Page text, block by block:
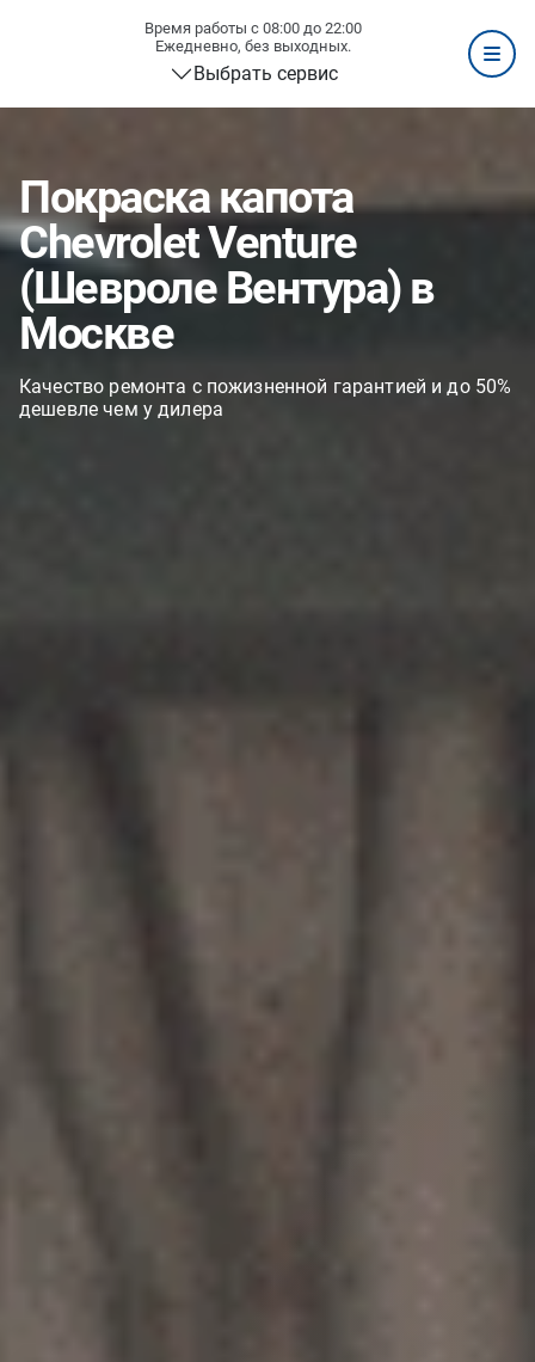
Время работы с 08:00 до 22:00
Ежедневно, без выходных.
Выбрать сервис
Покраска капота
Chevrolet Venture
(Шевроле Вентура) в
Москве
Качество ремонта с пожизненной гарантией и до 50%
дешевле чем у дилера